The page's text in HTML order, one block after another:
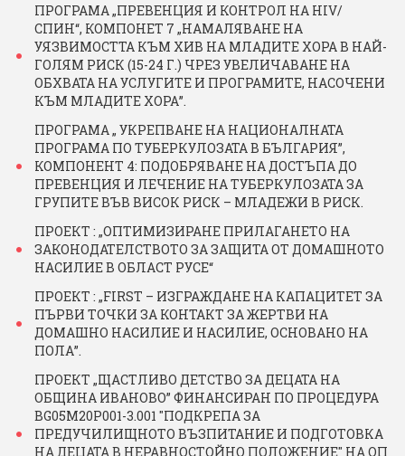
БИБЛИОТЕКА
ON-LINE ПЛАТФОРМА
КОНТАКТИ
ПРОГРАМА „ПРЕВЕНЦИЯ И КОНТРОЛ НА HIV/
СПИН“, КОМПОНЕТ 7 „НАМАЛЯВАНЕ НА
УЯЗВИМОСТТА КЪМ ХИВ НА МЛАДИТЕ ХОРА В НАЙ-
ГОЛЯМ РИСК (15-24 Г.) ЧРЕЗ УВЕЛИЧАВАНЕ НА
ОБХВАТА НА УСЛУГИТЕ И ПРОГРАМИТЕ, НАСОЧЕНИ
КЪМ МЛАДИТЕ ХОРА”.
ПРОГРАМА „ УКРЕПВАНЕ НА НАЦИОНАЛНАТА
ПРОГРАМА ПО ТУБЕРКУЛОЗАТА В БЪЛГАРИЯ”,
КОМПОНЕНТ 4: ПОДОБРЯВАНЕ НА ДОСТЪПА ДО
ПРЕВЕНЦИЯ И ЛЕЧЕНИЕ НА ТУБЕРКУЛОЗАТА ЗА
ГРУПИТЕ ВЪВ ВИСОК РИСК – МЛАДЕЖИ В РИСК.
ПРОЕКТ : „ОПТИМИЗИРАНЕ ПРИЛАГАНЕТО НА
ЗАКОНОДАТЕЛСТВОТО ЗА ЗАЩИТА ОТ ДОМАШНОТО
НАСИЛИЕ В ОБЛАСТ РУСЕ“
ПРОЕКТ : „FIRST – ИЗГРАЖДАНЕ НА КАПАЦИТЕТ ЗА
ПЪРВИ ТОЧКИ ЗА КОНТАКТ ЗА ЖЕРТВИ НА
ДОМАШНО НАСИЛИЕ И НАСИЛИЕ, ОСНОВАНО НА
ПОЛА”.
ПРОЕКТ „ЩАСТЛИВО ДЕТСТВО ЗА ДЕЦАТА НА
ОБЩИНА ИВАНОВО” ФИНАНСИРАН ПО ПРОЦЕДУРА
BG05M20P001-3.001 "ПОДКРЕПА ЗА
ПРЕДУЧИЛИЩНОТО ВЪЗПИТАНИЕ И ПОДГОТОВКА
НА ДЕЦАТА В НЕРАВНОСТОЙНО ПОЛОЖЕНИЕ" НА ОП